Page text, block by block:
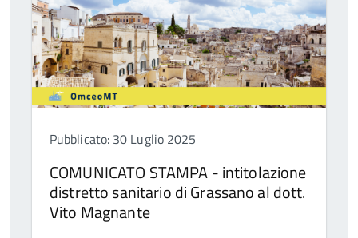
Pubblicato: 30 Luglio 2025
COMUNICATO STAMPA - intitolazione
distretto sanitario di Grassano al dott.
Vito Magnante